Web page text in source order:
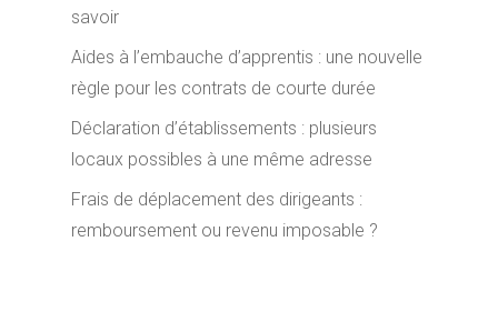
savoir
Aides à l’embauche d’apprentis : une nouvelle
règle pour les contrats de courte durée
Déclaration d’établissements : plusieurs
locaux possibles à une même adresse
Frais de déplacement des dirigeants :
remboursement ou revenu imposable ?